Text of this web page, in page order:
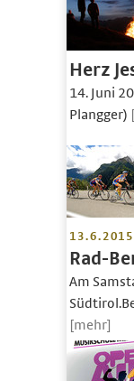
Herz
14. Juni
Plangger)
13.6.2015
Rad-
Am
[mehr]